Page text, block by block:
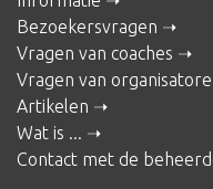
Bezoekersvragen
Vragen van coaches
Vragen van
Artikelen
Wat is ...
Contact met de